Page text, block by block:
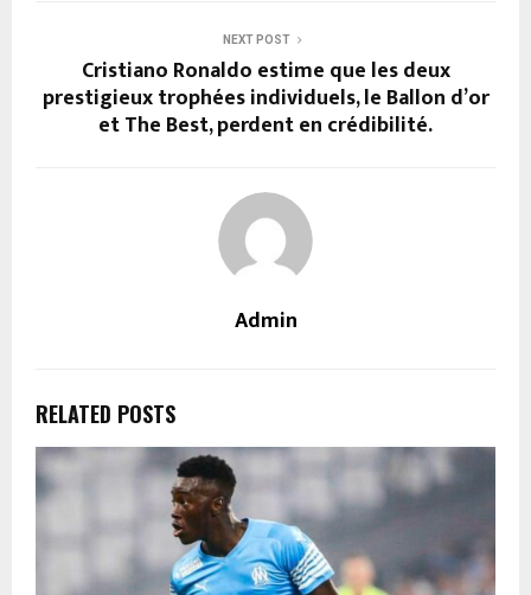
NEXT POST
Cristiano Ronaldo estime que les deux
prestigieux trophées individuels, le Ballon d’or
et The Best, perdent en crédibilité.
Admin
RELATED POSTS